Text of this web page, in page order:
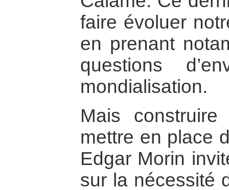
faire évoluer
en prenant
questions
mondialisation.
Mais
mettre en place
Edgar Morin
sur la nécessité